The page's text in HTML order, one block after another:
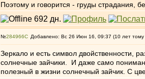
Поэтому и говорится - груды страдания,
№284966 Добавлено: Вс 26 Июн 16, 09:37 (10 лет тому
Зеркало и есть символ двойственности,
солнечные зайчики. И даже само
полезный в жизни солнечный зайчик. С